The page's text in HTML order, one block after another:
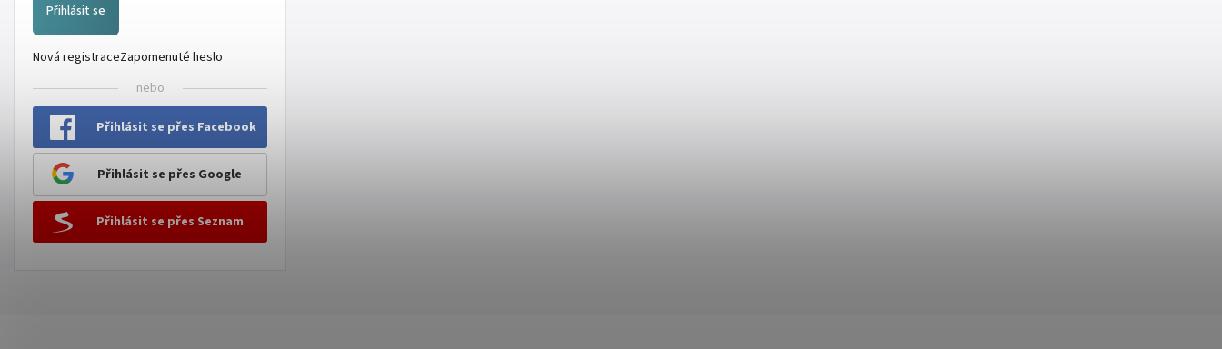
Přihlásit se
Nová registraceZapomenuté heslo
nebo
Přihlásit se přes Facebook
Přihlásit se přes Google
Přihlásit se přes Seznam